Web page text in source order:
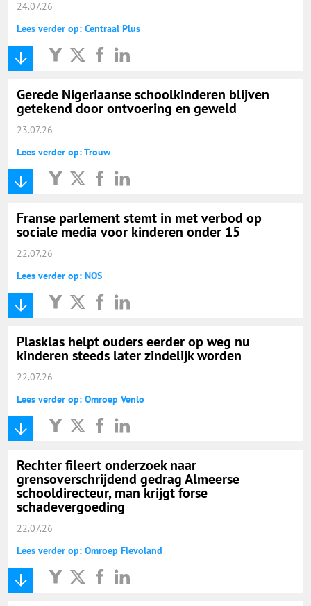
24.07.26
Lees verder op: Centraal Plus
Gerede Nigeriaanse schoolkinderen blijven
getekend door ontvoering en geweld
23.07.26
Lees verder op: Trouw
Franse parlement stemt in met verbod op
sociale media voor kinderen onder 15
22.07.26
Lees verder op: NOS
Plasklas helpt ouders eerder op weg nu
kinderen steeds later zindelijk worden
22.07.26
Lees verder op: Omroep Venlo
Rechter fileert onderzoek naar
grensoverschrijdend gedrag Almeerse
schooldirecteur, man krijgt forse
schadevergoeding
22.07.26
Lees verder op: Omroep Flevoland